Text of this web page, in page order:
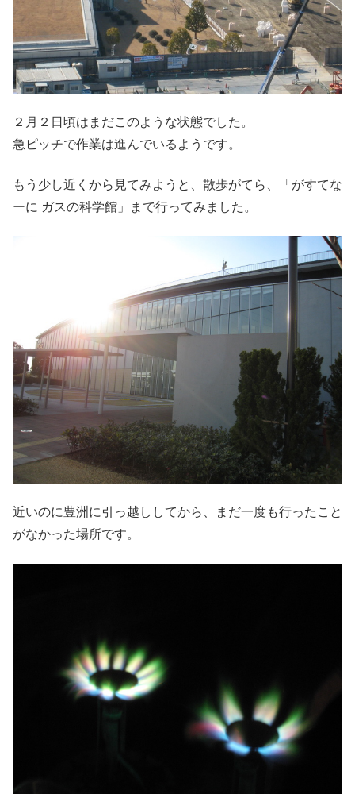
２月２日頃はまだこのような状態でした。
急ピッチで作業は進んでいるようです。
もう少し近くから見てみようと、散歩がてら、「がすてな
ーに ガスの科学館」まで行ってみました。
近いのに豊洲に引っ越ししてから、まだ一度も行ったこと
がなかった場所です。